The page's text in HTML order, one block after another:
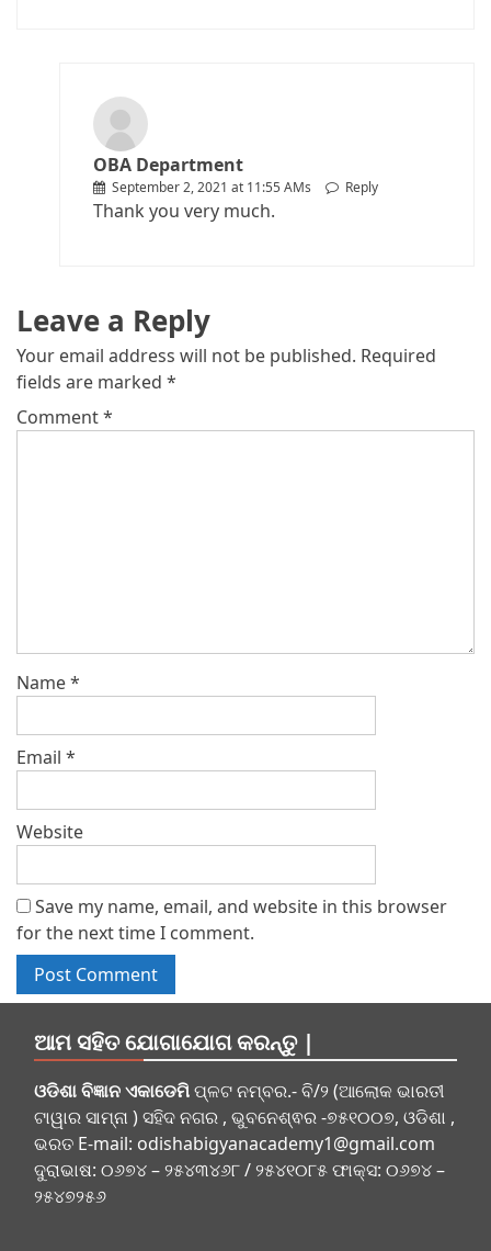
OBA Department
September 2, 2021 at 11:55 AMs Reply
Thank you very much.
Leave a Reply
Your email address will not be published. Required
fields are marked *
Comment*
Name*
Email *
Website
Save my name, email, and website in this browser
for the next time I comment.
ଆମ ସହିତ ଯୋଗାଯୋଗ କରନ୍ତୁ |
ଓଡିଶା ବିଜ୍ଞାନ ଏକାଡେମିପ୍ଳଟ ନମ୍ବର.- ବି/୨ (ଆଲୋକ ଭାରତୀ
ଟାୱାର ସାମ୍ନା ) ସହିଦ ନଗର , ଭୁବନେଶ୍ଵର -୭୫୧୦୦୭, ଓଡିଶା ,
ଭରତ E-mail: odishabigyanacademy1@gmail.com
ଦୁରାଭାଷ: ୦୬୭୪ – ୨୫୪୩୪୬୮ / ୨୫୪୧୦୮୫ ଫାକ୍ସ: ୦୬୭୪ –
୨୫୪୭୨୫୬